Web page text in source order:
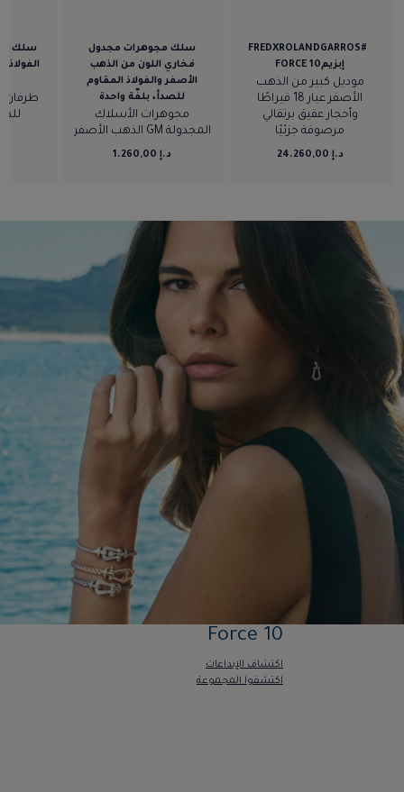
#FREDXROLANDGARROS
إبزيمFORCE 10
موديل كبير من الذهب
الأصفر عيار 18 قيراطًا
وأحجار عقيق برتقالي
مرصوفة جزئيًا
د.إ 24.260,00
سلك مجوهرات مجدول
فخاري اللون من الذهب
الأصفر والفولاذ المقاوم
للصدأ، بلفّة واحدة
مجوهرات الأسلاك
المجدولة GM الذهب الأصفر
د.إ 1.260,00
سلك
الفولاذ
طرفان
Force 10
اكتشاف الإبداعات
اكتشفوا المجموعة